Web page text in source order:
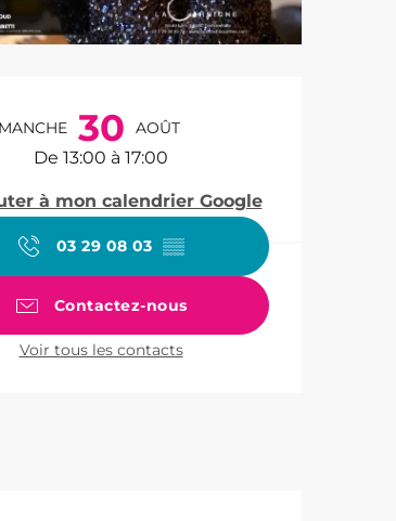
et
30 AOÛT
De 13:00 à 17:00
à mon calendrier Google
03 29 08 03 ▒▒
Contactez-nous
Voir tous les contacts